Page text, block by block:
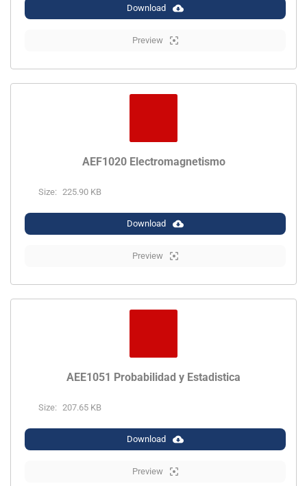
Download
Preview
AEF1020 Electromagnetismo
Size: 225.90 KB
Download
Preview
AEE1051 Probabilidad y Estadistica
Size: 207.65 KB
Download
Preview